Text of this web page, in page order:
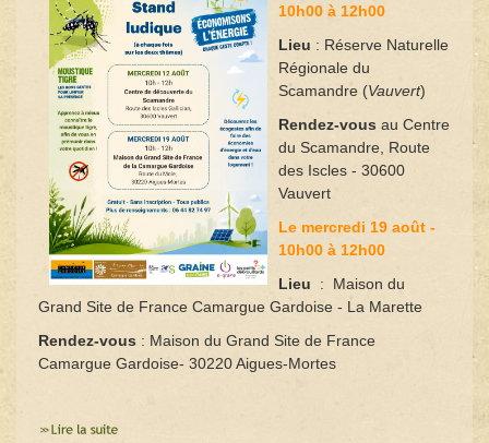
10h00 à 12h00
Lieu : Réserve Naturelle
Régionale du
Scamandre (Vauvert)
Rendez-vous au Centre
du Scamandre, Route
des Iscles - 30600
Vauvert
Le mercredi 19 août -
10h00 à 12h00
Lieu : Maison du
Grand Site de France Camargue Gardoise - La Marette
Rendez-vous : Maison du Grand Site de France
Camargue Gardoise- 30220 Aigues-Mortes